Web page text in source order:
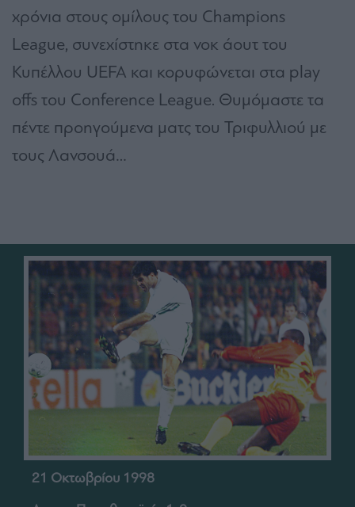
χρόνια στους ομίλους του Champions
League, συνεχίστηκε στα νοκ άουτ του
Κυπέλλου UEFA και κορυφώνεται στα play
offs του Conference League. Θυμόμαστε τα
πέντε προηγούμενα ματς του Τριφυλλιού με
τους Λανσουά…
21 Οκτωβρίου 1998